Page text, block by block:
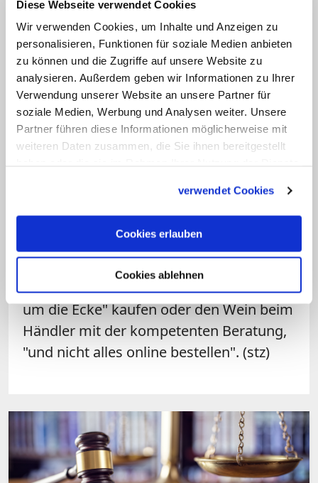
Diese Webseite verwendet Cookies
Wir verwenden Cookies, um Inhalte und Anzeigen zu
personalisieren, Funktionen für soziale Medien anbieten
zu können und die Zugriffe auf unsere Website zu
analysieren. Außerdem geben wir Informationen zu Ihrer
Verwendung unserer Website an unsere Partner für
soziale Medien, Werbung und Analysen weiter. Unsere
Partner führen diese Informationen möglicherweise mit
weiteren Daten zusammen, die Sie ihnen bereitgestellt
verwendet Cookies
Cookies erlauben
Cookies ablehnen
schwersten Symptome beschrieben,
wenn jemand an Covid-19 erkrankt sei,
Lüften und Atem holen als Prophylaxe
empfohlen. "Wir sollten daher nicht
versuchen, die unbestrittene Krise durch
kurzatmigen und kurzfristigen
Aktivismus zu lösen, denn der Sonntag
Gesellschaft da. Er ist lebenswichtig für
lokalen Einzelhandel zu fördern. So
könne man seine Bücher im "Buchladen
um die Ecke" kaufen oder den Wein beim
Händler mit der kompetenten Beratung,
"und nicht alles online bestellen". (stz)